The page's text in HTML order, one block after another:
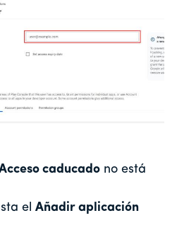
caducado no está
el Añadir aplicación